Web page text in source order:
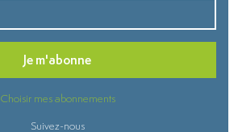
Je m'abonne
Choisir mes abonnements
Suivez-nous